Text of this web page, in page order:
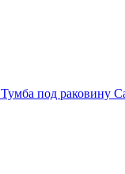
Тумба под раковину